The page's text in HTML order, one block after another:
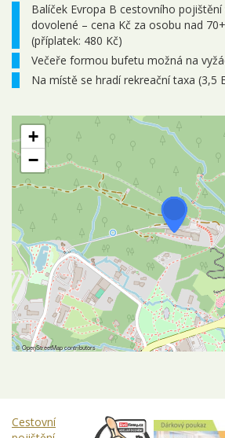
Balíček Evropa B cestovního
dovolené – cena Kč za osobu nad
(příplatek: 480 Kč)
Večeře formou bufetu možná na
Na místě se hradí rekreační taxa (3,5
+
−
©OpenStreetMapcontributors
Cestovní